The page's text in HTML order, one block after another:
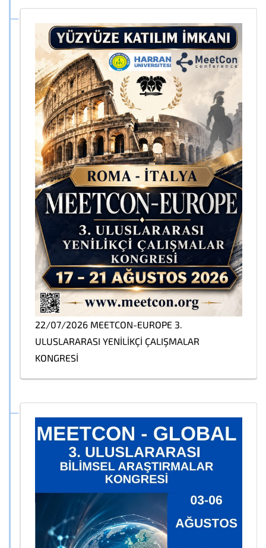
22/07/2026 MEETCON-EUROPE 3.
ULUSLARARASI YENİLİKÇİ ÇALIŞMALAR
KONGRESİ